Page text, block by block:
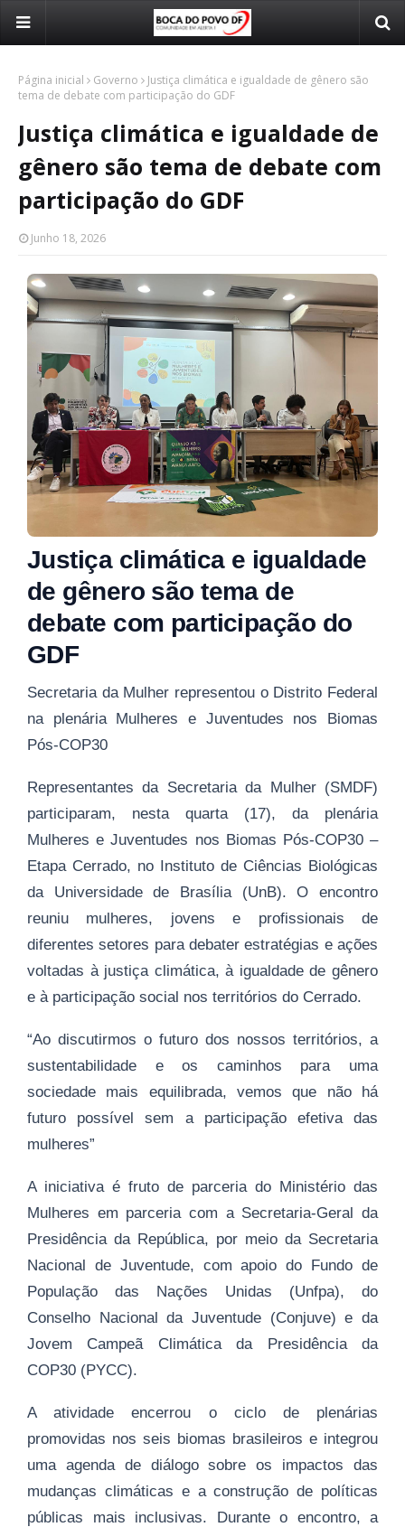
Página inicial Governo
Justiça climática e igualdade de gênero são
tema de debate com participação do GDF
Justiça climática e igualdade de
gênero são tema de debate com
participação do GDF
Junho 18, 2026
Justiça climática e igualdade
de gênero são tema de
debate com participação do
GDF
Secretaria da Mulher representou o Distrito Federal
na plenária Mulheres e Juventudes nos Biomas
Pós-COP30
Representantes da Secretaria da Mulher (SMDF)
participaram, nesta quarta (17), da plenária
Mulheres e Juventudes nos Biomas Pós-COP30 –
Etapa Cerrado, no Instituto de Ciências Biológicas
da Universidade de Brasília (UnB). O encontro
reuniu mulheres, jovens e profissionais de
diferentes setores para debater estratégias e ações
voltadas à justiça climática, à igualdade de gênero
e à participação social nos territórios do Cerrado.
“Ao discutirmos o futuro dos nossos territórios, a
sustentabilidade e os caminhos para uma
sociedade mais equilibrada, vemos que não há
futuro possível sem a participação efetiva das
mulheres”
A iniciativa é fruto de parceria do Ministério das
Mulheres em parceria com a Secretaria-Geral da
Presidência da República, por meio da Secretaria
Nacional de Juventude, com apoio do Fundo de
População das Nações Unidas (Unfpa), do
Conselho Nacional da Juventude (Conjuve) e da
Jovem Campeã Climática da Presidência da
COP30 (PYCC).
A atividade encerrou o ciclo de plenárias
promovidas nos seis biomas brasileiros e integrou
uma agenda de diálogo sobre os impactos das
mudanças climáticas e a construção de políticas
públicas mais inclusivas. Durante o encontro, a